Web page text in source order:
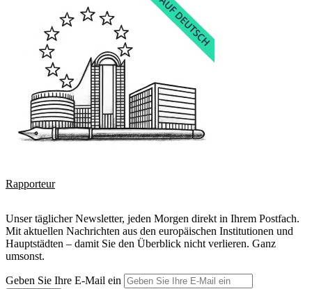
Rapporteur
Unser täglicher Newsletter, jeden Morgen direkt in Ihrem Postfach.
Mit aktuellen Nachrichten aus den europäischen Institutionen und
Hauptstädten – damit Sie den Überblick nicht verlieren. Ganz
umsonst.
Geben Sie Ihre E-Mail ein